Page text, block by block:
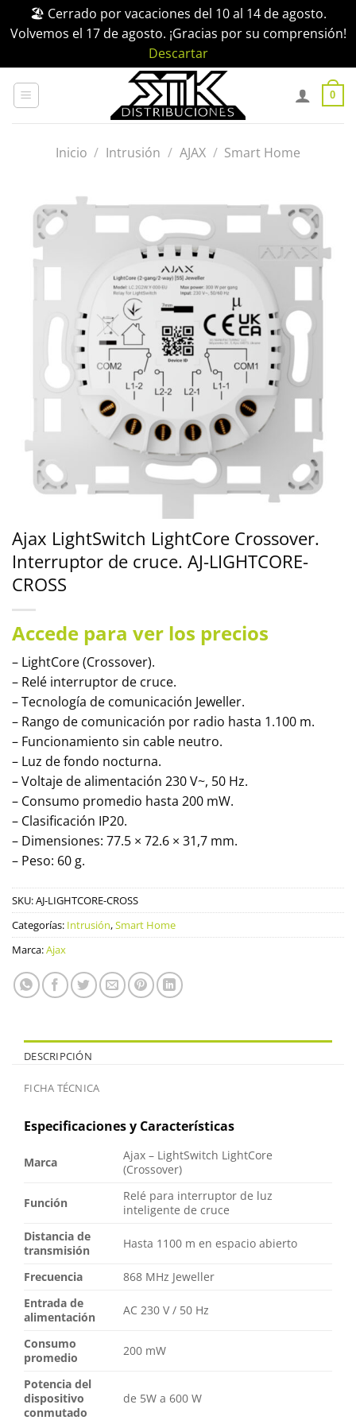
🏖️ Cerrado por vacaciones del 10 al 14 de agosto.
Volvemos el 17 de agosto. ¡Gracias por su comprensión!
Descartar
0
Inicio / Intrusión / AJAX / Smart Home
Ajax LightSwitch LightCore Crossover.
Interruptor de cruce. AJ-LIGHTCORE-
CROSS
Accede para ver los precios
– LightCore (Crossover).
– Relé interruptor de cruce.
– Tecnología de comunicación Jeweller.
– Rango de comunicación por radio hasta 1.100 m.
– Funcionamiento sin cable neutro.
– Luz de fondo nocturna.
– Voltaje de alimentación 230 V~, 50 Hz.
– Consumo promedio hasta 200 mW.
– Clasificación IP20.
– Dimensiones: 77.5 × 72.6 × 31,7 mm.
– Peso: 60 g.
SKU:AJ-LIGHTCORE-CROSS
Categorías: Intrusión,Smart Home
Marca:Ajax
DESCRIPCIÓN
FICHA TÉCNICA
Especificaciones y Características
Marca
Ajax – LightSwitch LightCore
(Crossover)
Función
Relé para interruptor de luz
inteligente de cruce
Distancia de
transmisión
Hasta 1100 m en espacio abierto
Frecuencia
868 MHz Jeweller
Entrada de
alimentación
AC 230 V / 50 Hz
Consumo
promedio
200 mW
Potencia del
dispositivo
conmutado
de 5W a 600 W